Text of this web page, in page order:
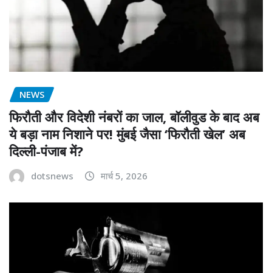
NEWS
फिरौती और विदेशी नंबरों का जाल, बॉलीवुड के बाद अब
ये बड़ा नाम निशाने पर! मुंबई जैसा ‘फिरौती खेल’ अब
दिल्ली-पंजाब में?
dotsnews मार्च 5, 2026